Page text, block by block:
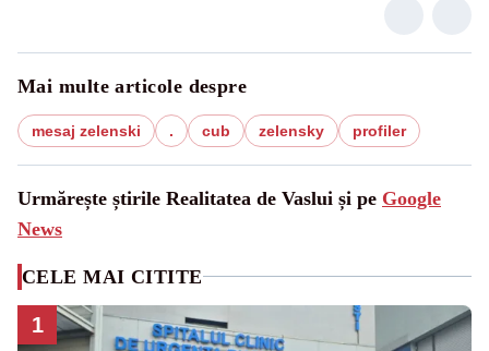
Mai multe articole despre
mesaj zelenski . cub zelensky profiler
Urmărește știrile Realitatea de Vaslui și pe Google
News
CELE MAI CITITE
1